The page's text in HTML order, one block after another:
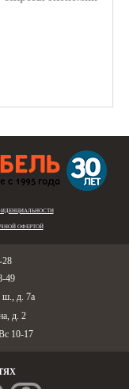
ОФЕРТОЙ
28
49
ш., д. 7а
д. 2
10-17